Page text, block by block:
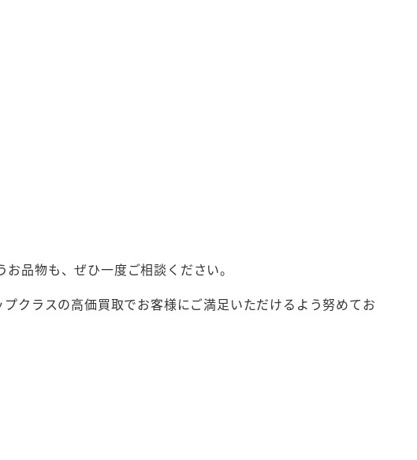
品物も、ぜひ一度ご相談ください。
クラスの高価買取でお客様にご満足いただけるよう努めてお